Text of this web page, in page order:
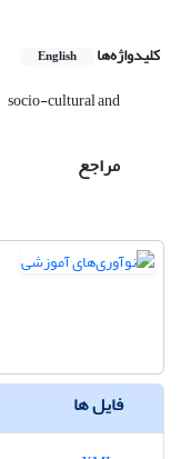
کلیدواژه‌ها English
socio-cultural and
مراجع
فایل ها